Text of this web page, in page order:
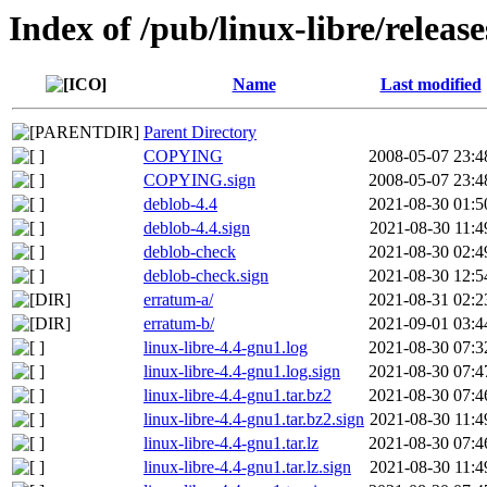
Index of /pub/linux-libre/
Name Last modified
Parent Directory
COPYING
2008-05-07
COPYING.sign
2008-05-07
deblob-4.4
2021-08-30
deblob-4.4.sign
2021-08-30
deblob-check
2021-08-30
deblob-check.sign
2021-08-30
erratum-a/
2021-08-31
erratum-b/
2021-09-01
linux-libre-4.4-gnu1.log
2021-08-30
linux-libre-4.4-gnu1.log.sign
2021-08-30
linux-libre-4.4-gnu1.tar.bz2
2021-08-30
linux-libre-4.4-gnu1.tar.bz2.sign 2021-08-30
linux-libre-4.4-gnu1.tar.lz
2021-08-30
linux-libre-4.4-gnu1.tar.lz.sign
2021-08-30